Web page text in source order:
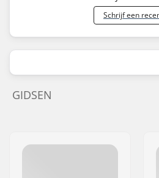
Schrijf een
GIDSEN